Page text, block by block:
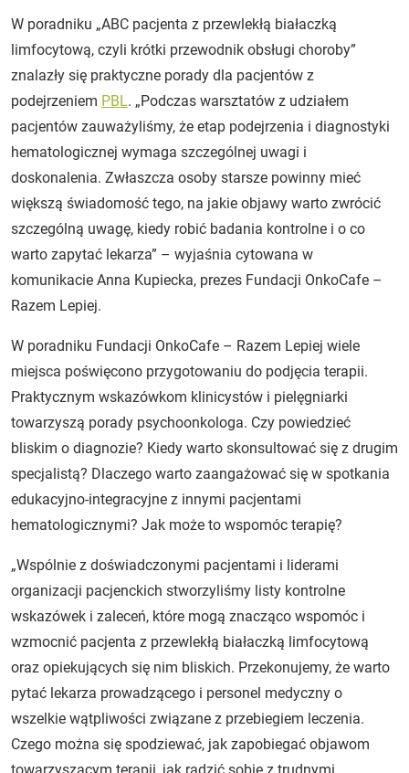
W poradniku „ABC pacjenta z przewlekłą białaczką
limfocytową, czyli krótki przewodnik obsługi choroby”
znalazły się praktyczne porady dla pacjentów z
podejrzeniem PBL. „Podczas warsztatów z udziałem
pacjentów zauważyliśmy, że etap podejrzenia i diagnostyki
hematologicznej wymaga szczególnej uwagi i
doskonalenia. Zwłaszcza osoby starsze powinny mieć
większą świadomość tego, na jakie objawy warto zwrócić
szczególną uwagę, kiedy robić badania kontrolne i o co
warto zapytać lekarza” – wyjaśnia cytowana w
komunikacie Anna Kupiecka, prezes Fundacji OnkoCafe –
Razem Lepiej.
W poradniku Fundacji OnkoCafe – Razem Lepiej wiele
miejsca poświęcono przygotowaniu do podjęcia terapii.
Praktycznym wskazówkom klinicystów i pielęgniarki
towarzyszą porady psychoonkologa. Czy powiedzieć
bliskim o diagnozie? Kiedy warto skonsultować się z drugim
specjalistą? Dlaczego warto zaangażować się w spotkania
edukacyjno-integracyjne z innymi pacjentami
hematologicznymi? Jak może to wspomóc terapię?
„Wspólnie z doświadczonymi pacjentami i liderami
organizacji pacjenckich stworzyliśmy listy kontrolne
wskazówek i zaleceń, które mogą znacząco wspomóc i
wzmocnić pacjenta z przewlekłą białaczką limfocytową
oraz opiekujących się nim bliskich. Przekonujemy, że warto
pytać lekarza prowadzącego i personel medyczny o
wszelkie wątpliwości związane z przebiegiem leczenia.
Czego można się spodziewać, jak zapobiegać objawom
towarzyszącym terapii, jak radzić sobie z trudnymi